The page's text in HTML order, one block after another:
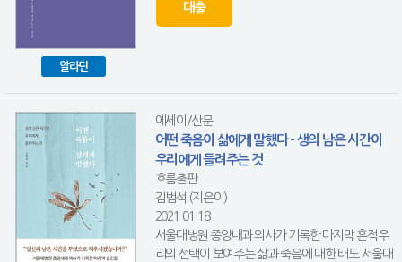
알라딘
대출
에세이/산문
어떤 죽음이 삶에게 말했다 - 생의 남은 시간이
우리에게 들려주는 것
흐름출판
김범석 (지은이)
2021-01-18
서울대병원 종양내과 의사가 기록한 마지막 흔적우
리의 선택이 보여주는 삶과 죽음에 대한 태도 서울대